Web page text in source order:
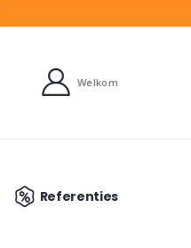
Welkom
Referenties